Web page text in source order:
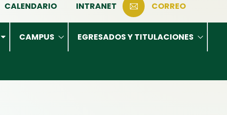
CALENDARIO INTRANET CORREO
CAMPUS EGRESADOS Y TITULACIONES